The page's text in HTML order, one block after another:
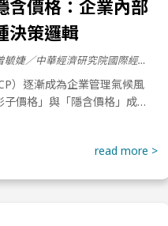
含價格：企業內部
決策邏輯
作者：曾毓婕／中華經濟研究院國際經濟所 政策分析師
）逐漸成為企業管理氣候風
價格」與「隱含價格」成為
決策，但其背後的決策邏輯
...
read more >